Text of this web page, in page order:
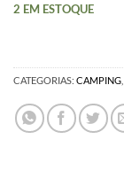
2 EM ESTOQUE
CATEGORIAS: CAMPING